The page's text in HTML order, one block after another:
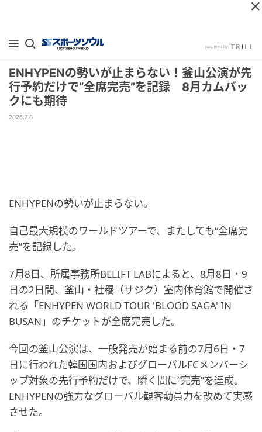
ENHYPENの勢いが止まらない！釜山公演が先
行予約だけで“全席完売”を記録 8月カムバッ
クにも期待
2026.7.8
ENHYPENの勢いが止まらない。
自己最大規模のワールドツアーで、またしても“全席完
売”を記録した。
7月8日、所属事務所BELIFT LABによると、8月8日・9
日の2日間、釜山・社稷（サジク）室内体育館で開催さ
れる「ENHYPEN WORLD TOUR 'BLOOD SAGA' IN
BUSAN」のチケットが全席完売した。
今回の釜山公演は、一般発売が始まる前の7月6日・7
日に行われた韓国国内およびグローバルFCメンバーシ
ップ対象の先行予約だけで、瞬く間に“完売”を達成。
ENHYPENの強力なグローバル観客動員力を改めて実感
させた。